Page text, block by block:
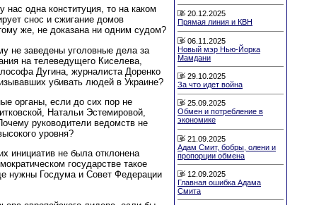
одна конституция, то на каком
снос и сжигание домов
же, не доказана ни одним судом?
не заведены уголовные дела за
на телеведущего Киселева,
Дугина, журналиста Доренко
убивать людей в Украине?
органы, если до сих пор не
Натальи Эстемировой,
руководители ведомств не
уровня?
инициатив не была отклонена
государстве такое
нужны Госдума и Совет Федерации
20.12.2025
Прямая линия и КВН
06.11.2025
Новый мэр Нью-Йорка
Мамдани
29.10.2025
За что идет война
25.09.2025
Обмен и потребление в
экономике
21.09.2025
Адам Смит, бобры, олени и
пропорции обмена
12.09.2025
Главная ошибка Адама
Смита